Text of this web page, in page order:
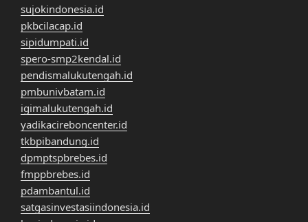
sujokindonesia.id
pkbcilacap.id
sipidumpati.id
spero-smp2kendal.id
pendismalukutengah.id
pmbunivbatam.id
igimalukutengah.id
yadikacireboncenter.id
tkbpibandung.id
dpmptspbrebes.id
fmppbrebes.id
pdambantul.id
satgasinvestasiindonesia.id